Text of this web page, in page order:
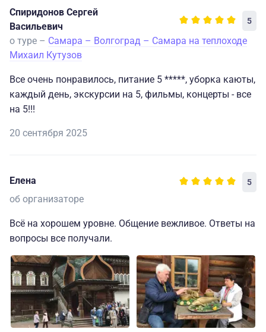
Спиридонов Сергей
Васильевич
5
о туре – Самара – Волгоград – Самара на теплоходе
Михаил Кутузов
Все очень понравилось, питание 5 *****, уборка каюты,
каждый день, экскурсии на 5, фильмы, концерты - все
на 5!!!
20 сентября 2025
Елена 5
об организаторе
Всё на хорошем уровне. Общение вежливое. Ответы на
вопросы все получали.